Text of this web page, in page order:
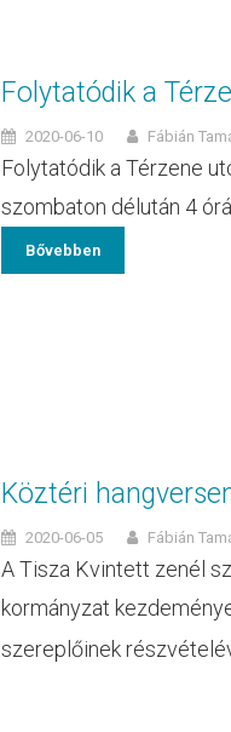
Folytatódik a
2020-06-10 Fábián
Folytatódik a Térzene
szombaton délután 4
Bővebben
Köztéri
2020-06-05 Fábián
A Tisza Kvintett zenél
kormányzat
szereplőinek